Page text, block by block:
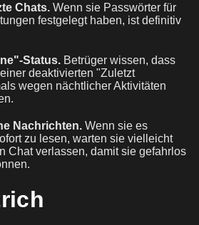
Chats. Wenn sie Passwörter für
festgelegt haben, ist definitiv
Status. Betrüger wissen, dass
deaktivierten "Zuletzt
wegen nächtlicher Aktivitäten
Nachrichten. Wenn sie es
zu lesen, warten sie vielleicht
Chat verlassen, damit sie gefahrlos